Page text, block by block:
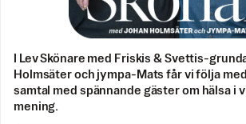
I Lev Skönare med Friskis & Svettis-
Holmsäter och jympa-Mats får vi följa
samtal med spännande gäster om hälsa i
mening.